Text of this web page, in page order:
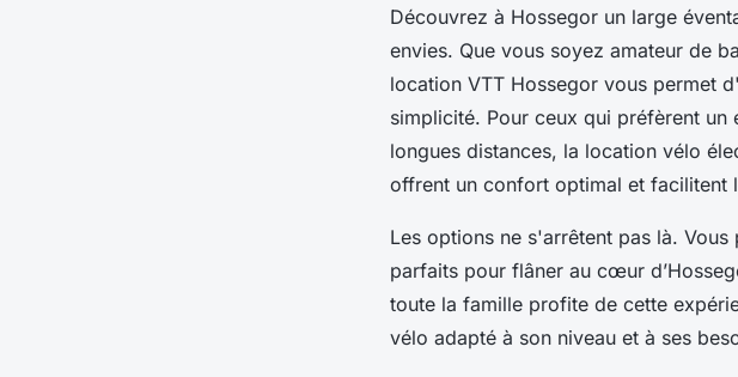
Découvrez à Hossegor un large
envies. Que vous soyez amateur de
location VTT Hossegor vous permet
simplicité. Pour ceux qui préfèrent
longues distances, la location vélo
offrent un confort optimal et facilitent
Les options ne s'arrêtent pas là.
parfaits pour flâner au cœur
toute la famille profite de cette
vélo adapté à son niveau et à ses